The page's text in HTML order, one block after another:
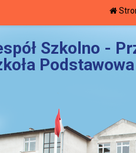
Szkolno -